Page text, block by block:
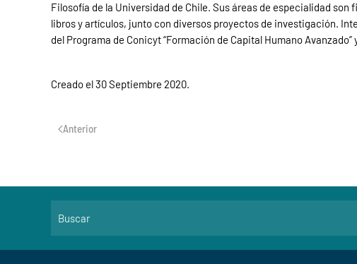
Filosofía de la Universidad de Chile. Sus áreas de especialidad
libros y artículos, junto con diversos proyectos de investigación.
del Programa de Conicyt “Formación de Capital Humano
Creado el30 Septiembre 2020.
Anterior